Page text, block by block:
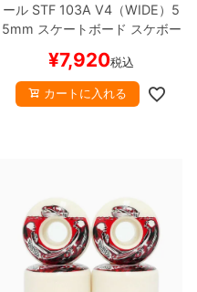
ール STF 103A V4（WIDE） 5
5mm スケートボード スケボー
¥7,920税込
カートに入れる